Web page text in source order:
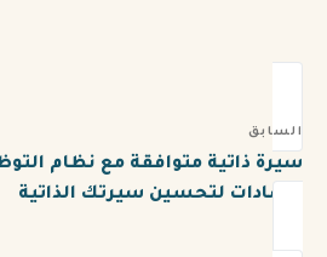
السابق
سيرة ذاتية متوافقة مع نظام
إرشادات لتحسين سيرتك الذاتية